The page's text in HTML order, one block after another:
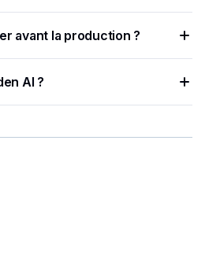
effectuer des requêtes HTTP.
avant la production ?
des options
response_as_dict,
AI ?
à maintenir.